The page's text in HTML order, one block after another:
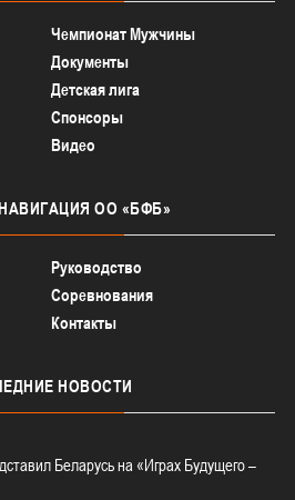
Чемпионат Мужчины
Документы
Детская лига
Спонсоры
Видео
НАВИГАЦИЯ ОО «БФБ»
Руководство
Соревнования
Контакты
НОВОСТИ
Беларусь на «Играх Будущего –